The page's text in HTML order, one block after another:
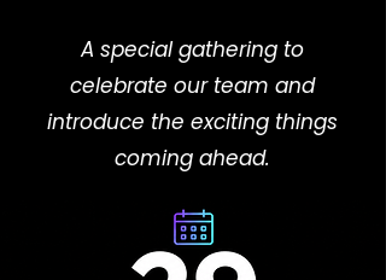
A special gathering to
celebrate our team and
introduce the exciting things
coming ahead.